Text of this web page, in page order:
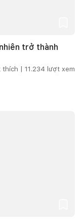
trở thành
thích | 11.234 lượt xem